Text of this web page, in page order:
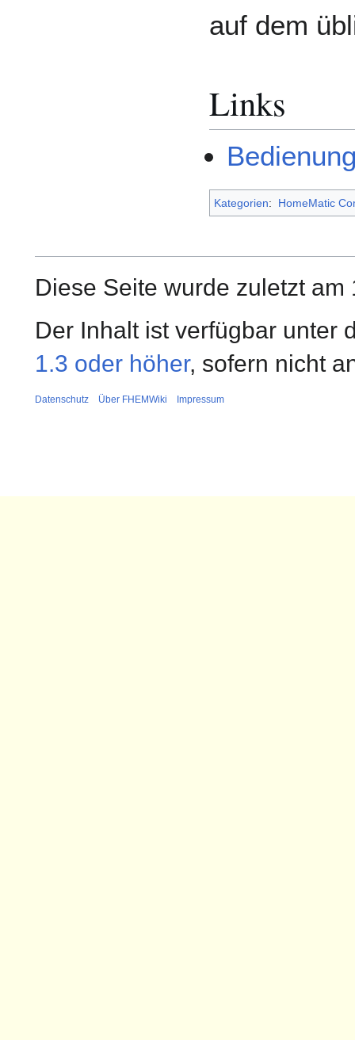
auf dem
Links
Kategorien: HomeMatic
Diese Seite wurde zuletzt
Der Inhalt ist verfügbar unter
1.3 oder höher, sofern nicht
Datenschutz Über FHEMWiki Impressum